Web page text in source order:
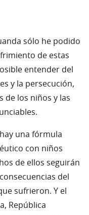
sólo he podido
de estas
entender del
y la persecución,
de los niños y las
una fórmula
con niños
de ellos seguirán
del
sufrieron. Y el
República